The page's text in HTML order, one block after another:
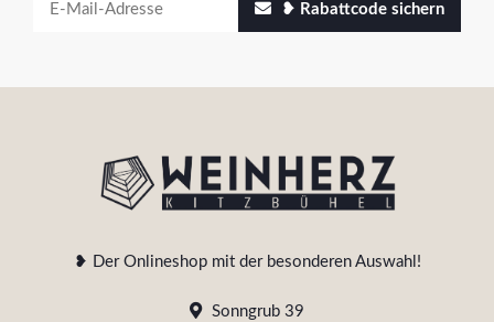
❥ Rabattcode sichern
❥ Der Onlineshop mit der besonderen Auswahl!
Sonngrub 39